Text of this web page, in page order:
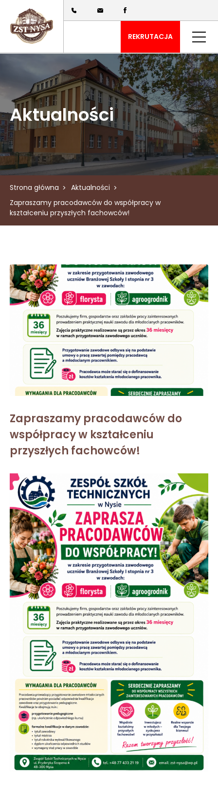
REKRUTACJA
Aktualności
Strona główna
Aktualności
Zapraszamy pracodawców do współpracy w
kształceniu przyszłych fachowców!
Zapraszamy pracodawców do
współpracy w kształceniu
przyszłych fachowców!